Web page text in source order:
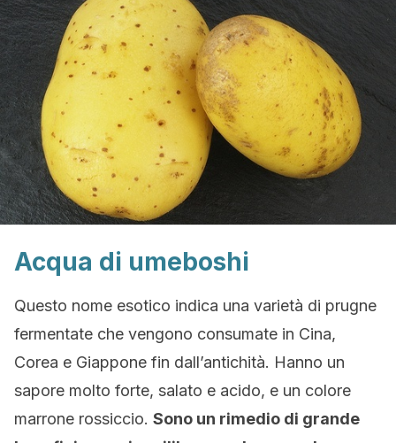
Acqua di umeboshi
Questo nome esotico indica una varietà di prugne
fermentate che vengono consumate in Cina,
Corea e Giappone fin dall’antichità. Hanno un
sapore molto forte, salato e acido, e un colore
marrone rossiccio. Sono un rimedio di grande